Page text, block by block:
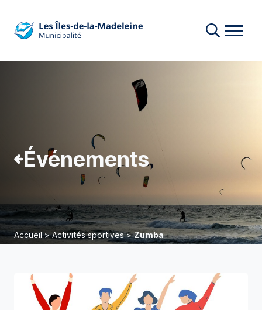
Événements
Accueil>Activités sportives>Zumba